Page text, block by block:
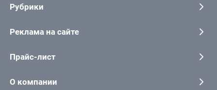
Рубрики
Реклама на сайте
Прайс-лист
О компании